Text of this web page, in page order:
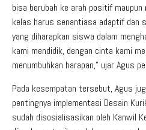
bisa berubah ke arah positif
kelas harus senantiasa adaptif dan
yang diharapkan siswa dalam
kami mendidik, dengan cinta kami
menumbuhkan harapan,” ujar Agus
Pada kesempatan tersebut, Agus
pentingnya implementasi Desain
sudah disosialisasikan oleh Kanwil